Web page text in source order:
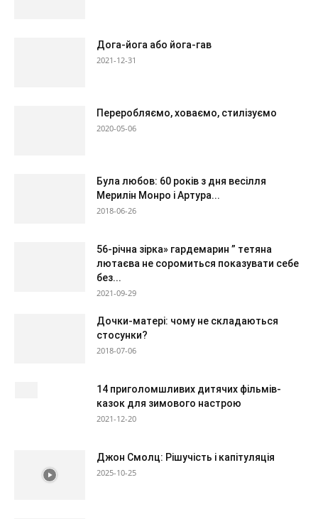
Дога-йога або йога-гав
2021-12-31
Переробляємо, ховаємо, стилізуємо
2020-05-06
Була любов: 60 років з дня весілля
Мерилін Монро і Артура...
2018-06-26
56-річна зірка» гардемарин ” тетяна
лютаєва не соромиться показувати себе
без...
2021-09-29
Дочки-матері: чому не складаються
стосунки?
2018-07-06
14 приголомшливих дитячих фільмів-
казок для зимового настрою
2021-12-20
Джон Смолц: Рішучість і капітуляція
2025-10-25